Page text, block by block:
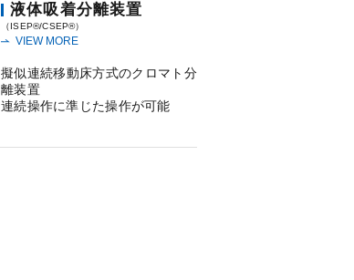
液体吸着分離装置
（ISEP®/CSEP®）
VIEW MORE
擬似連続移動床方式のクロマト分
離装置
連続操作に準じた操作が可能